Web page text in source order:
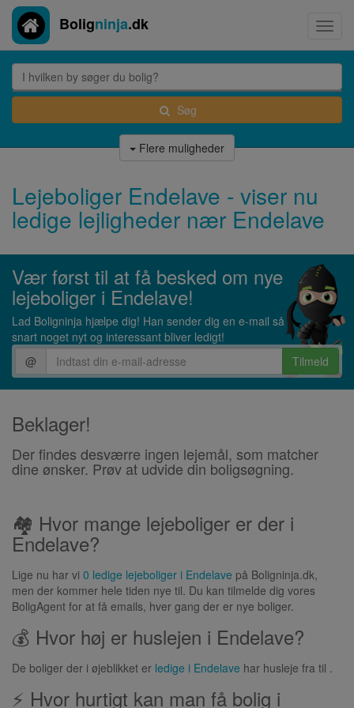
Boligninja.dk
Søg
Flere muligheder
Lejeboliger Endelave - viser nu
ledige lejligheder nær Endelave
Vær først til at få besked om nye
lejeboliger i Endelave!
Lad Boligninja hjælpe dig! Han sender dig en e-mail så
snart noget nyt og interessant bliver ledigt!
@
Tilmeld
Beklager!
Der findes desværre ingen lejemål, som matcher
dine ønsker. Prøv at udvide din boligsøgning.
🏘 Hvor mange lejeboliger er der i
Endelave?
Lige nu har vi 0 ledige lejeboliger i Endelave på Boligninja.dk,
men der kommer hele tiden nye til. Du kan tilmelde dig vores
BoligAgent for at få emails, hver gang der er nye boliger.
💰 Hvor høj er huslejen i Endelave?
De boliger der i øjeblikket er ledige i Endelave har husleje fra til .
⚡ Hvor hurtigt kan man få bolig i